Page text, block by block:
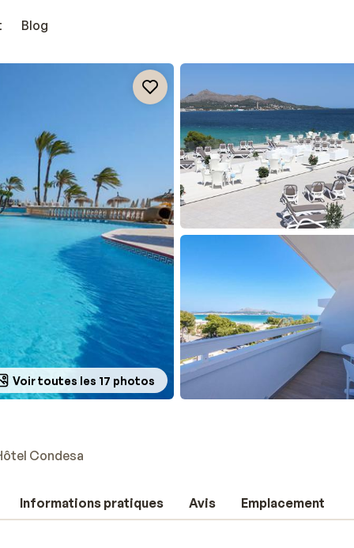
Blog
Voir toutes les 17 photos
Condesa
Informations pratiques Avis Emplacement